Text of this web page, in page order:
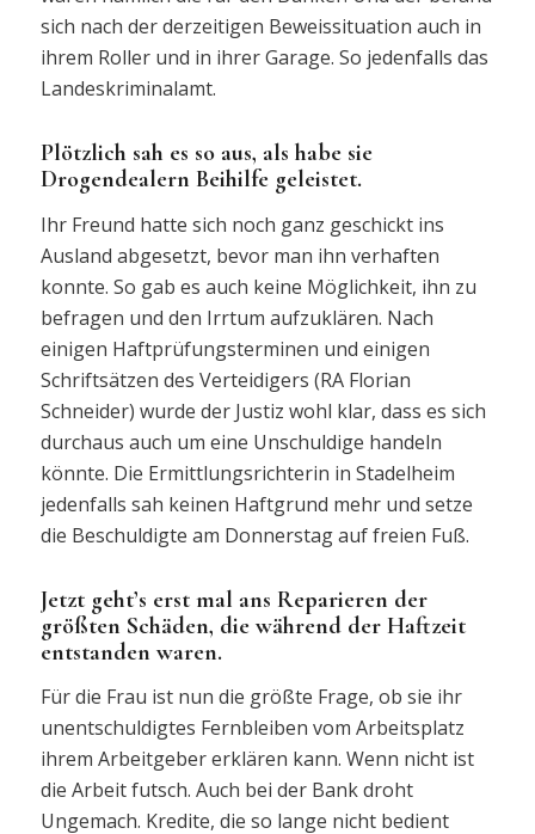
sich nach der derzeitigen Beweissituation auch in
ihrem Roller und in ihrer Garage. So jedenfalls das
Landeskriminalamt.
Plötzlich sah es so aus, als habe sie
Drogendealern Beihilfe geleistet.
Ihr Freund hatte sich noch ganz geschickt ins
Ausland abgesetzt, bevor man ihn verhaften
konnte. So gab es auch keine Möglichkeit, ihn zu
befragen und den Irrtum aufzuklären. Nach
einigen Haftprüfungsterminen und einigen
Schriftsätzen des Verteidigers (RA Florian
Schneider) wurde der Justiz wohl klar, dass es sich
durchaus auch um eine Unschuldige handeln
könnte. Die Ermittlungsrichterin in Stadelheim
jedenfalls sah keinen Haftgrund mehr und setze
die Beschuldigte am Donnerstag auf freien Fuß.
Jetzt geht’s erst mal ans Reparieren der
größten Schäden, die während der Haftzeit
entstanden waren.
Für die Frau ist nun die größte Frage, ob sie ihr
unentschuldigtes Fernbleiben vom Arbeitsplatz
ihrem Arbeitgeber erklären kann. Wenn nicht ist
die Arbeit futsch. Auch bei der Bank droht
Ungemach. Kredite, die so lange nicht bedient